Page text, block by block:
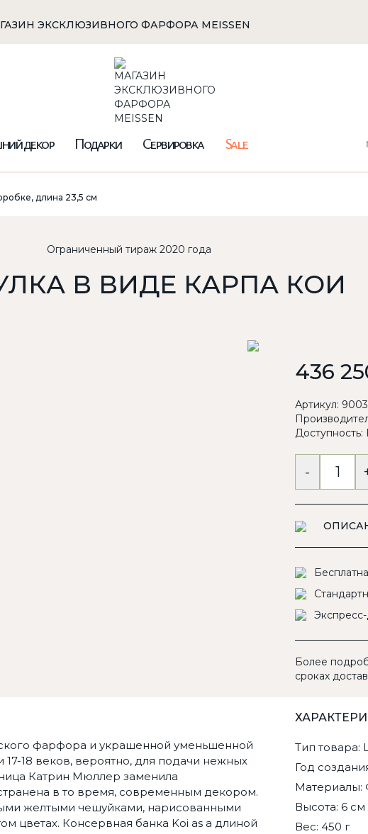
декор Подарки Сервировка Sale
длина 23,5 см
Ограниченный тираж 2020 года
В ВИДЕ КАРПА КОИ
436
Артикул:
Доступность:
-
Более
сроках
фарфора и украшенной уменьшенной
18 веков, вероятно, для подачи нежных
Катрин Мюллер заменила
в то время, современным декором.
желтыми чешуйками, нарисованными
цветах. Консервная банка Koi as a длиной
Тип товара:
Год
Высота: 6 см
Вес: 450 г